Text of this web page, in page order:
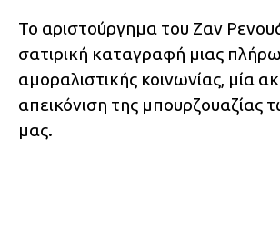
Το αριστούργημα του Ζαν
σατιρική καταγραφή μιας
αμοραλιστικής κοινωνίας, μία
απεικόνιση της μπουρζουαζίας
μας.